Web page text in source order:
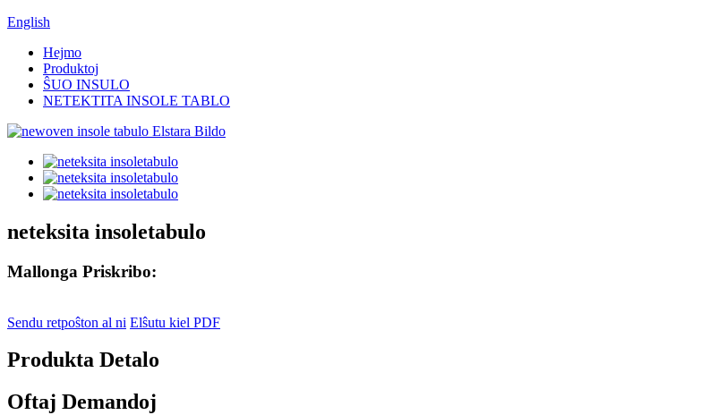
English
Hejmo
Produktoj
ŜUO INSULO
NETEKTITA INSOLE TABLO
neteksita insoletabulo
Mallonga Priskribo:
Sendu retpoŝton al ni Elŝutu kiel PDF
Produkta Detalo
Oftaj Demandoj